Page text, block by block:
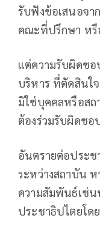
รับฟังข้อเสนอจา
คณะที่ปรึกษา หรื
แต่ความรับผิดชอ
บริหาร ที่ตัดสินใ
มิใช่บุคคลหรือสถ
ต้องร่วมรับผิดชอ
อันตรายต่อประ
ระหว่างสถาบัน
ความสัมพันธ์เช่
ประชาธิปไตยโด